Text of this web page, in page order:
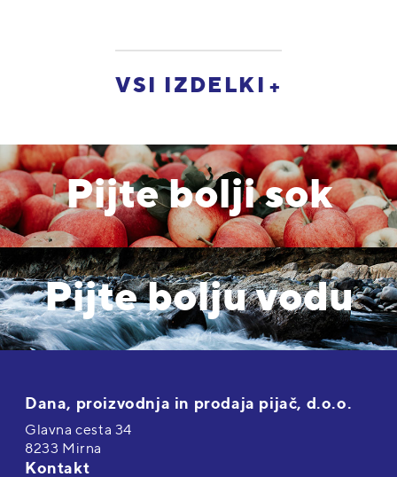
VSI IZDELKI
Pijte bolji sok
Pijte bolju vodu
Dana, proizvodnja in prodaja pijač, d.o.o.
Glavna cesta 34
8233 Mirna
Kontakt